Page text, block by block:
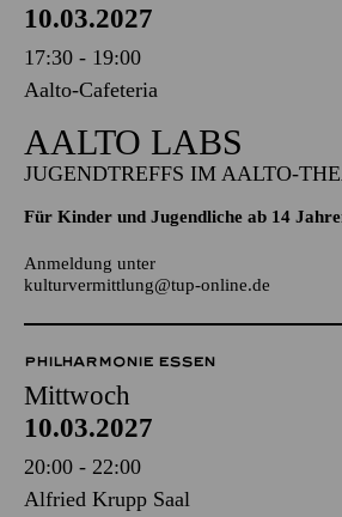
AALTO BALLETT ESSEN
Mittwoch
10.03.2027
17:30 - 19:00
Aalto-Cafeteria
AALTO LABS
Für Kinder und Jugendliche ab 14 Jahren
kulturvermittlung@tup-online.de
PHILHARMONIE ESSEN
Mittwoch
10.03.2027